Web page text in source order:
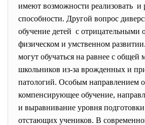
имеют возможности реализовать и
способности. Другой вопрос
обучение детей с отрицательными
физическом и умственном
могут обучаться на равнее с общей
школьников из-за врожденных и
патологий. Особым направлением
компенсирующее обучение,
и выравнивание уровня подготовки
отстающих учеников. В